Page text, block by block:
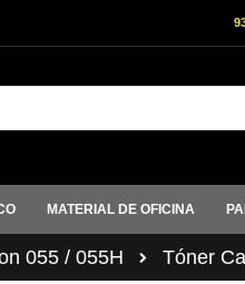
MATERIAL DE OFICINA
055 / 055H Tóner